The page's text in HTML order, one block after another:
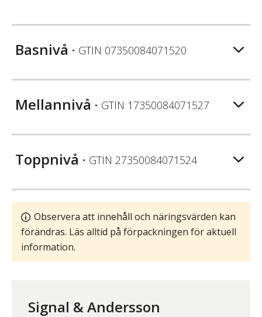
Basnivå • GTIN 07350084071520
Mellannivå • GTIN 17350084071527
Toppnivå • GTIN 27350084071524
Observera att innehåll och näringsvärden kan
förändras. Läs alltid på förpackningen för aktuell
information.
Signal & Andersson